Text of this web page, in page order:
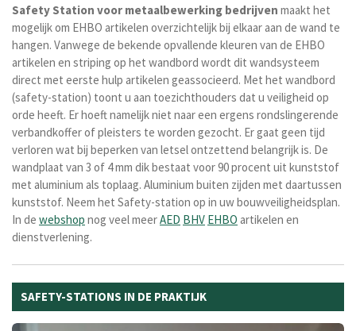
Safety Station voor metaalbewerking bedrijven maakt het
mogelijk om EHBO artikelen overzichtelijk bij elkaar aan de wand te
hangen. Vanwege de bekende opvallende kleuren van de EHBO
artikelen en striping op het wandbord wordt dit wandsysteem
direct met eerste hulp artikelen geassocieerd. Met het wandbord
(safety-station) toont u aan toezichthouders dat u veiligheid op
orde heeft. Er hoeft namelijk niet naar een ergens rondslingerende
verbandkoffer of pleisters te worden gezocht. Er gaat geen tijd
verloren wat bij beperken van letsel ontzettend belangrijk is. De
wandplaat van 3 of 4 mm dik bestaat voor 90 procent uit kunststof
met aluminium als toplaag. Aluminium buiten zijden met daartussen
kunststof. Neem het Safety-station op in uw bouwveiligheidsplan.
In de webshop nog veel meerAED BHV EHBO artikelen en
dienstverlening.
SAFETY-STATIONS IN DE PRAKTIJK